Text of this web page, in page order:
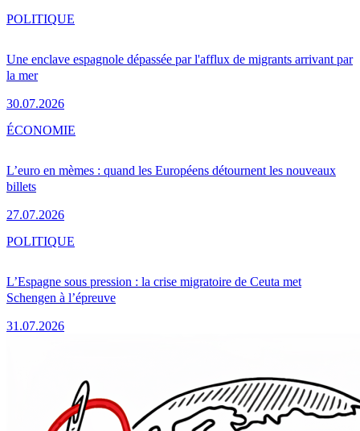
Une enclave espagnole dépassée par l'afflux de migrants arrivant par
la mer
30.07.2026
POLITIQUE
L’euro en mèmes : quand les Européens détournent les nouveaux
billets
27.07.2026
ÉCONOMIE
L’Espagne sous pression : la crise migratoire de Ceuta met
Schengen à l’épreuve
31.07.2026
POLITIQUE